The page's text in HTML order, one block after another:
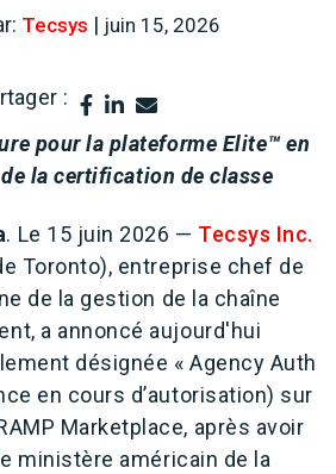
Tecsys | juin 15, 2026
:
pour la plateforme Elite™ en
la certification de classe
. Le 15 juin 2026 — Tecsys Inc.
Toronto), entreprise chef de
de la gestion de la chaîne
a annoncé aujourd'hui
désignée « Agency Auth
en cours d’autorisation) sur
Marketplace, après avoir
ministère américain de la